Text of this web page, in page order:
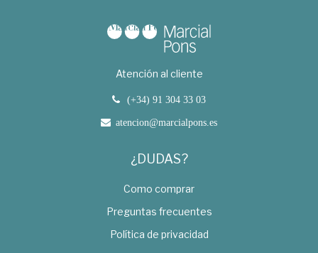
Atención al cliente
(+34) 91 304 33 03
atencion@marcialpons.es
¿DUDAS?
Como comprar
Preguntas frecuentes
Política de privacidad